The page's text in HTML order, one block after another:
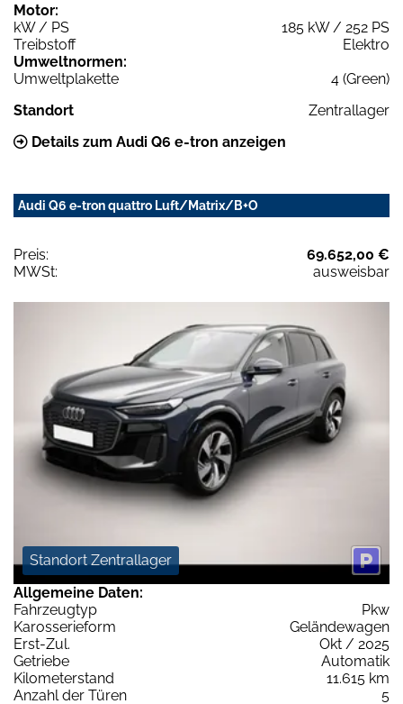
Motor:
kW / PS
185 kW / 252 PS
Treibstoff
Elektro
Umweltnormen:
Umweltplakette
4 (Green)
Standort
Zentrallager
Details zum Audi Q6 e-tron anzeigen
Audi Q6 e-tron quattro Luft/Matrix/B+O
Preis:
69.652,00 €
MWSt:
ausweisbar
Standort Zentrallager
Allgemeine Daten:
Fahrzeugtyp
Pkw
Karosserieform
Geländewagen
Erst-Zul.
Okt / 2025
Getriebe
Automatik
Kilometerstand
11.615 km
Anzahl der Türen
5